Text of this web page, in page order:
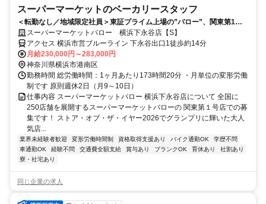
スーパーマーケットのベーカリースタッフ
＜転勤なし／地域限定社員＞東証プライム上場の”バロー”、関東第1号
店でのお仕事！ストア・オブ・ザ・イヤー2026でグランプリに輝いた大
人気店★
スーパーマーケットバロー 横浜下永谷店【S】
アクセス 横浜市営ブルーライン 下永谷出口1徒歩約14分
月給230,000円～283,000円
神奈川県横浜市港南区
勤務時間 総労働時間：1ヶ月あたり173時間20分 ・月単位の変形労働
制です 原則週休2日（月9～10日）
仕事内容 スーパーマーケットバロー 横浜下永谷店について 全国に
250店舗を展開するスーパーマーケットバローの 関東第１号店での募
集です！ ストア・オブ・ザ・イヤー2026でグランプリに輝いた大人
気店...
業界未経験者歓迎 変形労働時間制 資格取得支援あり バイク通勤OK
学歴不問
車通勤OK
経験不問 交通費全額支給 賞与あり ブランクOK 育休あり
社割あり
寮・社宅あり
同じ企業の求人